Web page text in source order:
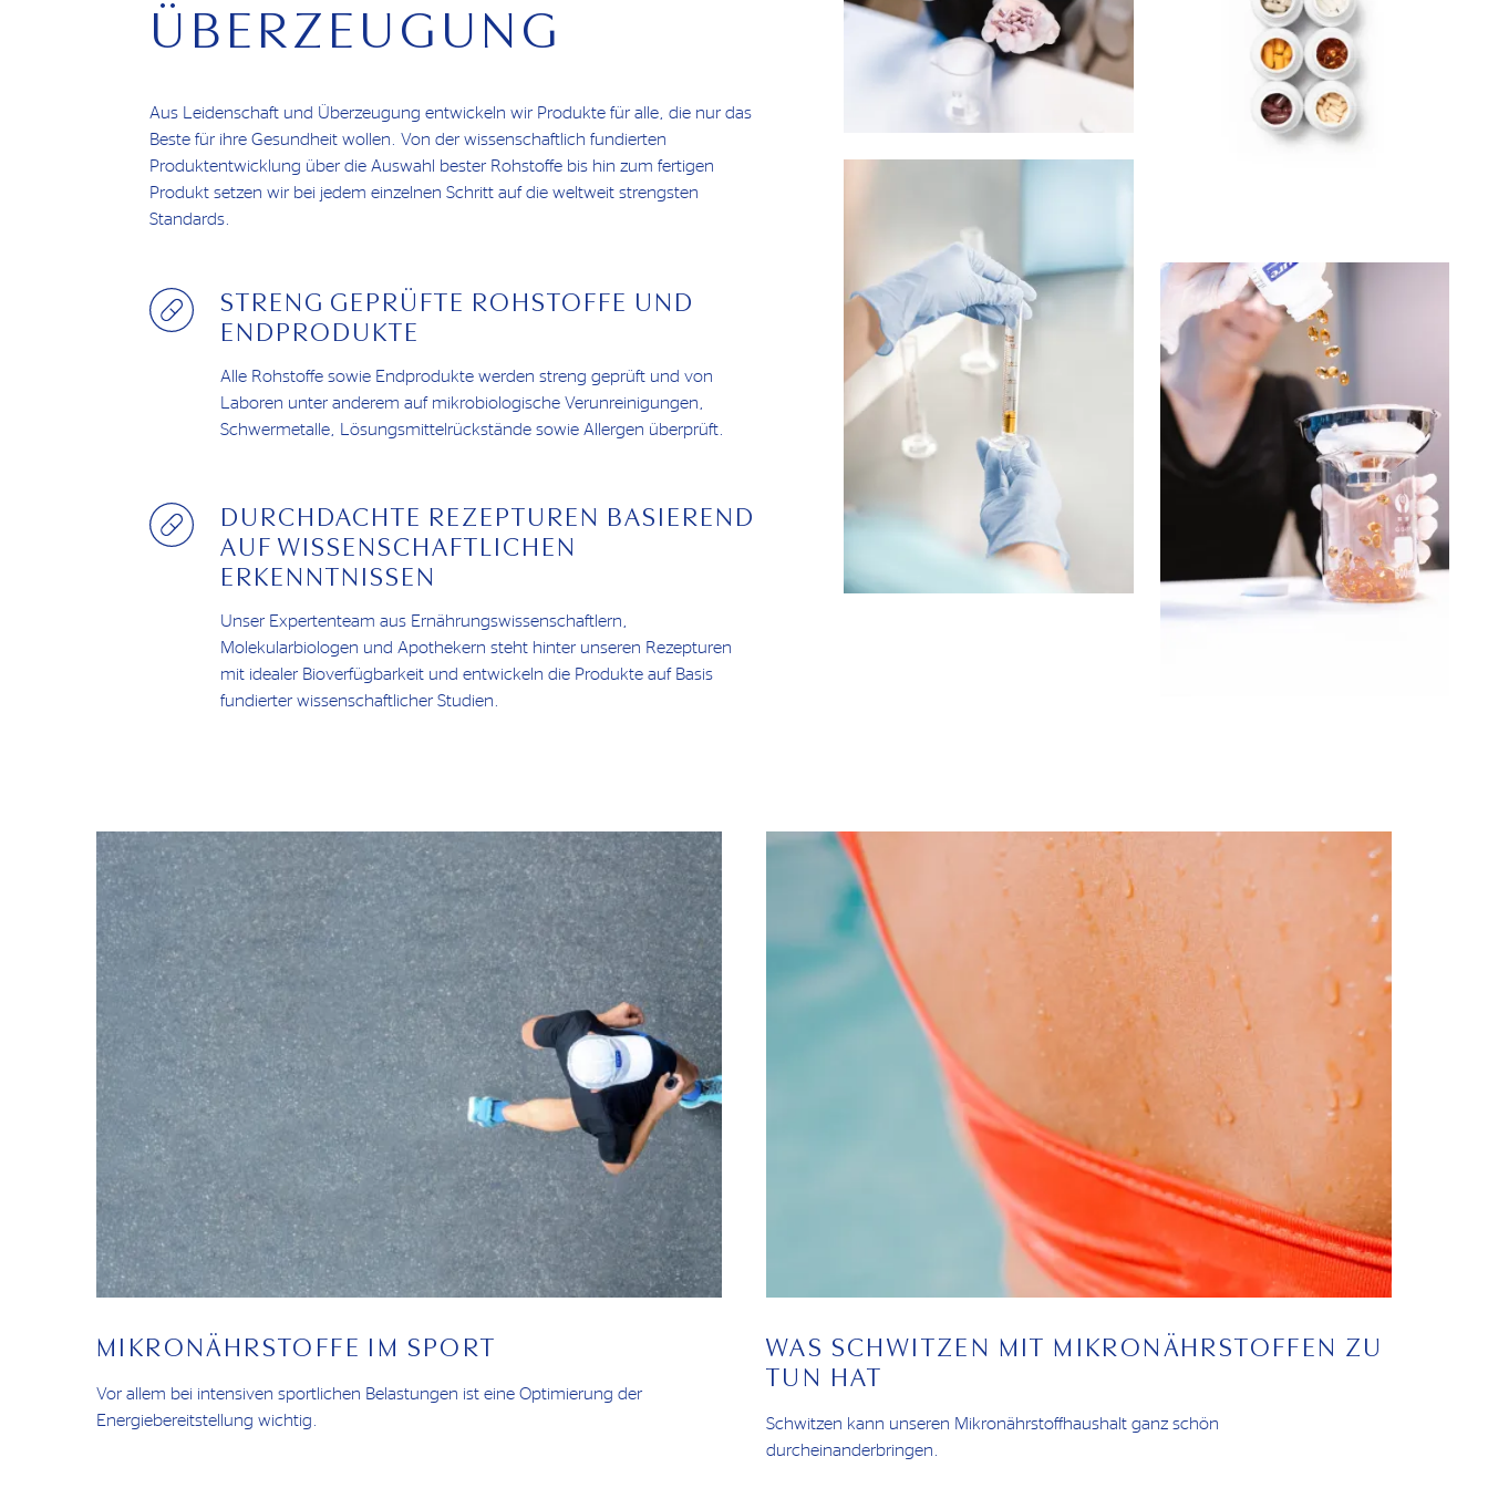
ÜBERZEUGUNG
Aus Leidenschaft und Überzeugung entwickeln wir Produkte für alle, die nur das
Beste für ihre Gesundheit wollen. Von der wissenschaftlich fundierten
Produktentwicklung über die Auswahl bester Rohstoffe bis hin zum fertigen
Produkt setzen wir bei jedem einzelnen Schritt auf die weltweit strengsten
Standards.
STRENG GEPRÜFTE ROHSTOFFE UND
ENDPRODUKTE
Alle Rohstoffe sowie Endprodukte werden streng geprüft und von
Laboren unter anderem auf mikrobiologische Verunreinigungen,
Schwermetalle, Lösungsmittelrückstände sowie Allergen überprüft.
DURCHDACHTE REZEPTUREN BASIEREND
AUF WISSENSCHAFTLICHEN
ERKENNTNISSEN
Unser Expertenteam aus Ernährungswissenschaftlern,
Molekularbiologen und Apothekern steht hinter unseren Rezepturen
mit idealer Bioverfügbarkeit und entwickeln die Produkte auf Basis
fundierter wissenschaftlicher Studien.
MIKRONÄHRSTOFFE IM SPORT
Vor allem bei intensiven sportlichen Belastungen ist eine Optimierung der
Energiebereitstellung wichtig.
WAS SCHWITZEN MIT MIKRONÄHRSTOFFEN ZU
TUN HAT
Schwitzen kann unseren Mikronährstoffhaushalt ganz schön
durcheinanderbringen.